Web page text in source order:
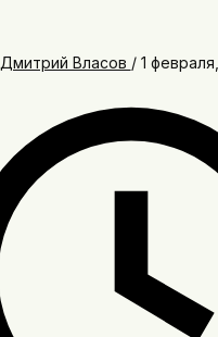
Дмитрий Власов / 1